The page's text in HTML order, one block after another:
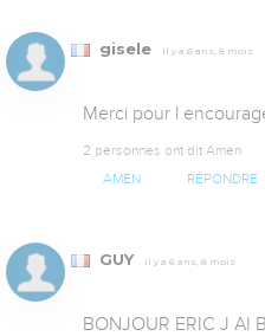
gisele Il y a 6 ans, 8 mois
Merci pour l
2 personnes ont dit Amen
AMEN RÉPONDRE
GUY Il y a 6 ans, 8 mois
BONJOUR ERIC J AI